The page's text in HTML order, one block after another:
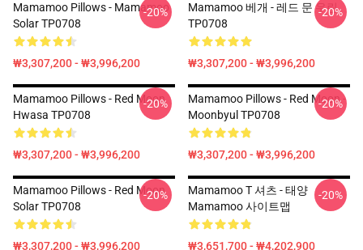
Mamamoo Pillows - Mamamoo
Solar TP0708
₩3,307,200 - ₩3,996,200
-20%
Mamamoo 베개 - 레드 문 우린
TP0708
₩3,307,200 - ₩3,996,200
-20%
Mamamoo Pillows - Red Moon
Hwasa TP0708
₩3,307,200 - ₩3,996,200
-20%
Mamamoo Pillows - Red Moon -
Moonbyul TP0708
₩3,307,200 - ₩3,996,200
-20%
Mamamoo Pillows - Red Moon
Solar TP0708
₩3,307,200 - ₩3,996,200
-20%
Mamamoo T 셔츠 - 태양
Mamamoo 사이트맵
₩3,651,700 - ₩4,202,900
-20%